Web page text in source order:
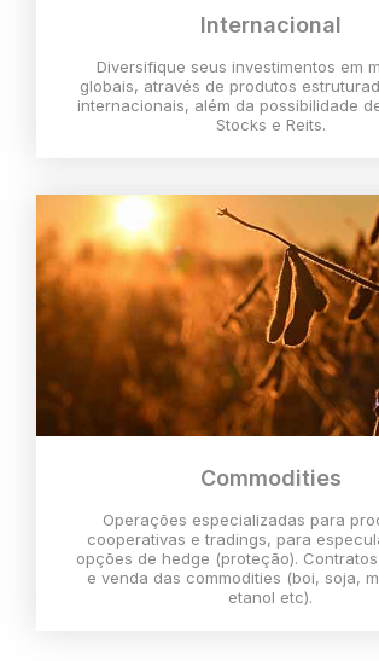
Internacional
Diversifique seus investimentos em
globais, através de produtos
internacionais, além da possibilidade
Stocks e Reits.
Commodities
Operações especializadas para
cooperativas e tradings, para
opções de hedge (proteção).
e venda das commodities (boi, soja,
etanol etc).